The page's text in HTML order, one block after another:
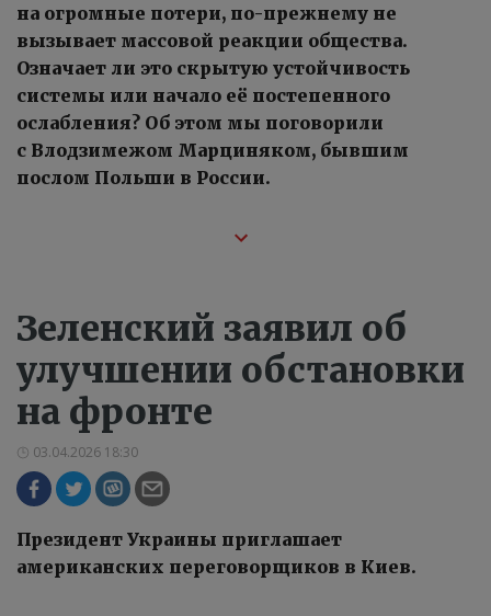
на огромные потери, по-прежнему не
вызывает массовой реакции общества.
Означает ли это скрытую устойчивость
системы или начало её постепенного
ослабления? Об этом мы поговорили
с Влодзимежом Марциняком, бывшим
послом Польши в России.
Зеленский заявил об
улучшении обстановки
на фронте
03.04.2026 18:30
Президент Украины приглашает
американских переговорщиков в Киев.